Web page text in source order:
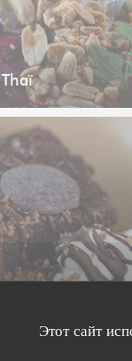
Этот сайт
noir